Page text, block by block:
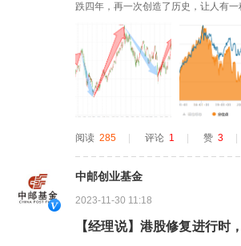
跌四年，再一次创造了历史，让人有
今年港股继续下跌的主要原因有：美
22年4月以来，港股表现与人民币汇率
最高...
阅读 285 评论 1 赞 3
中邮创业基金
2023-11-30 11:18
【经理说】港股修复进行时